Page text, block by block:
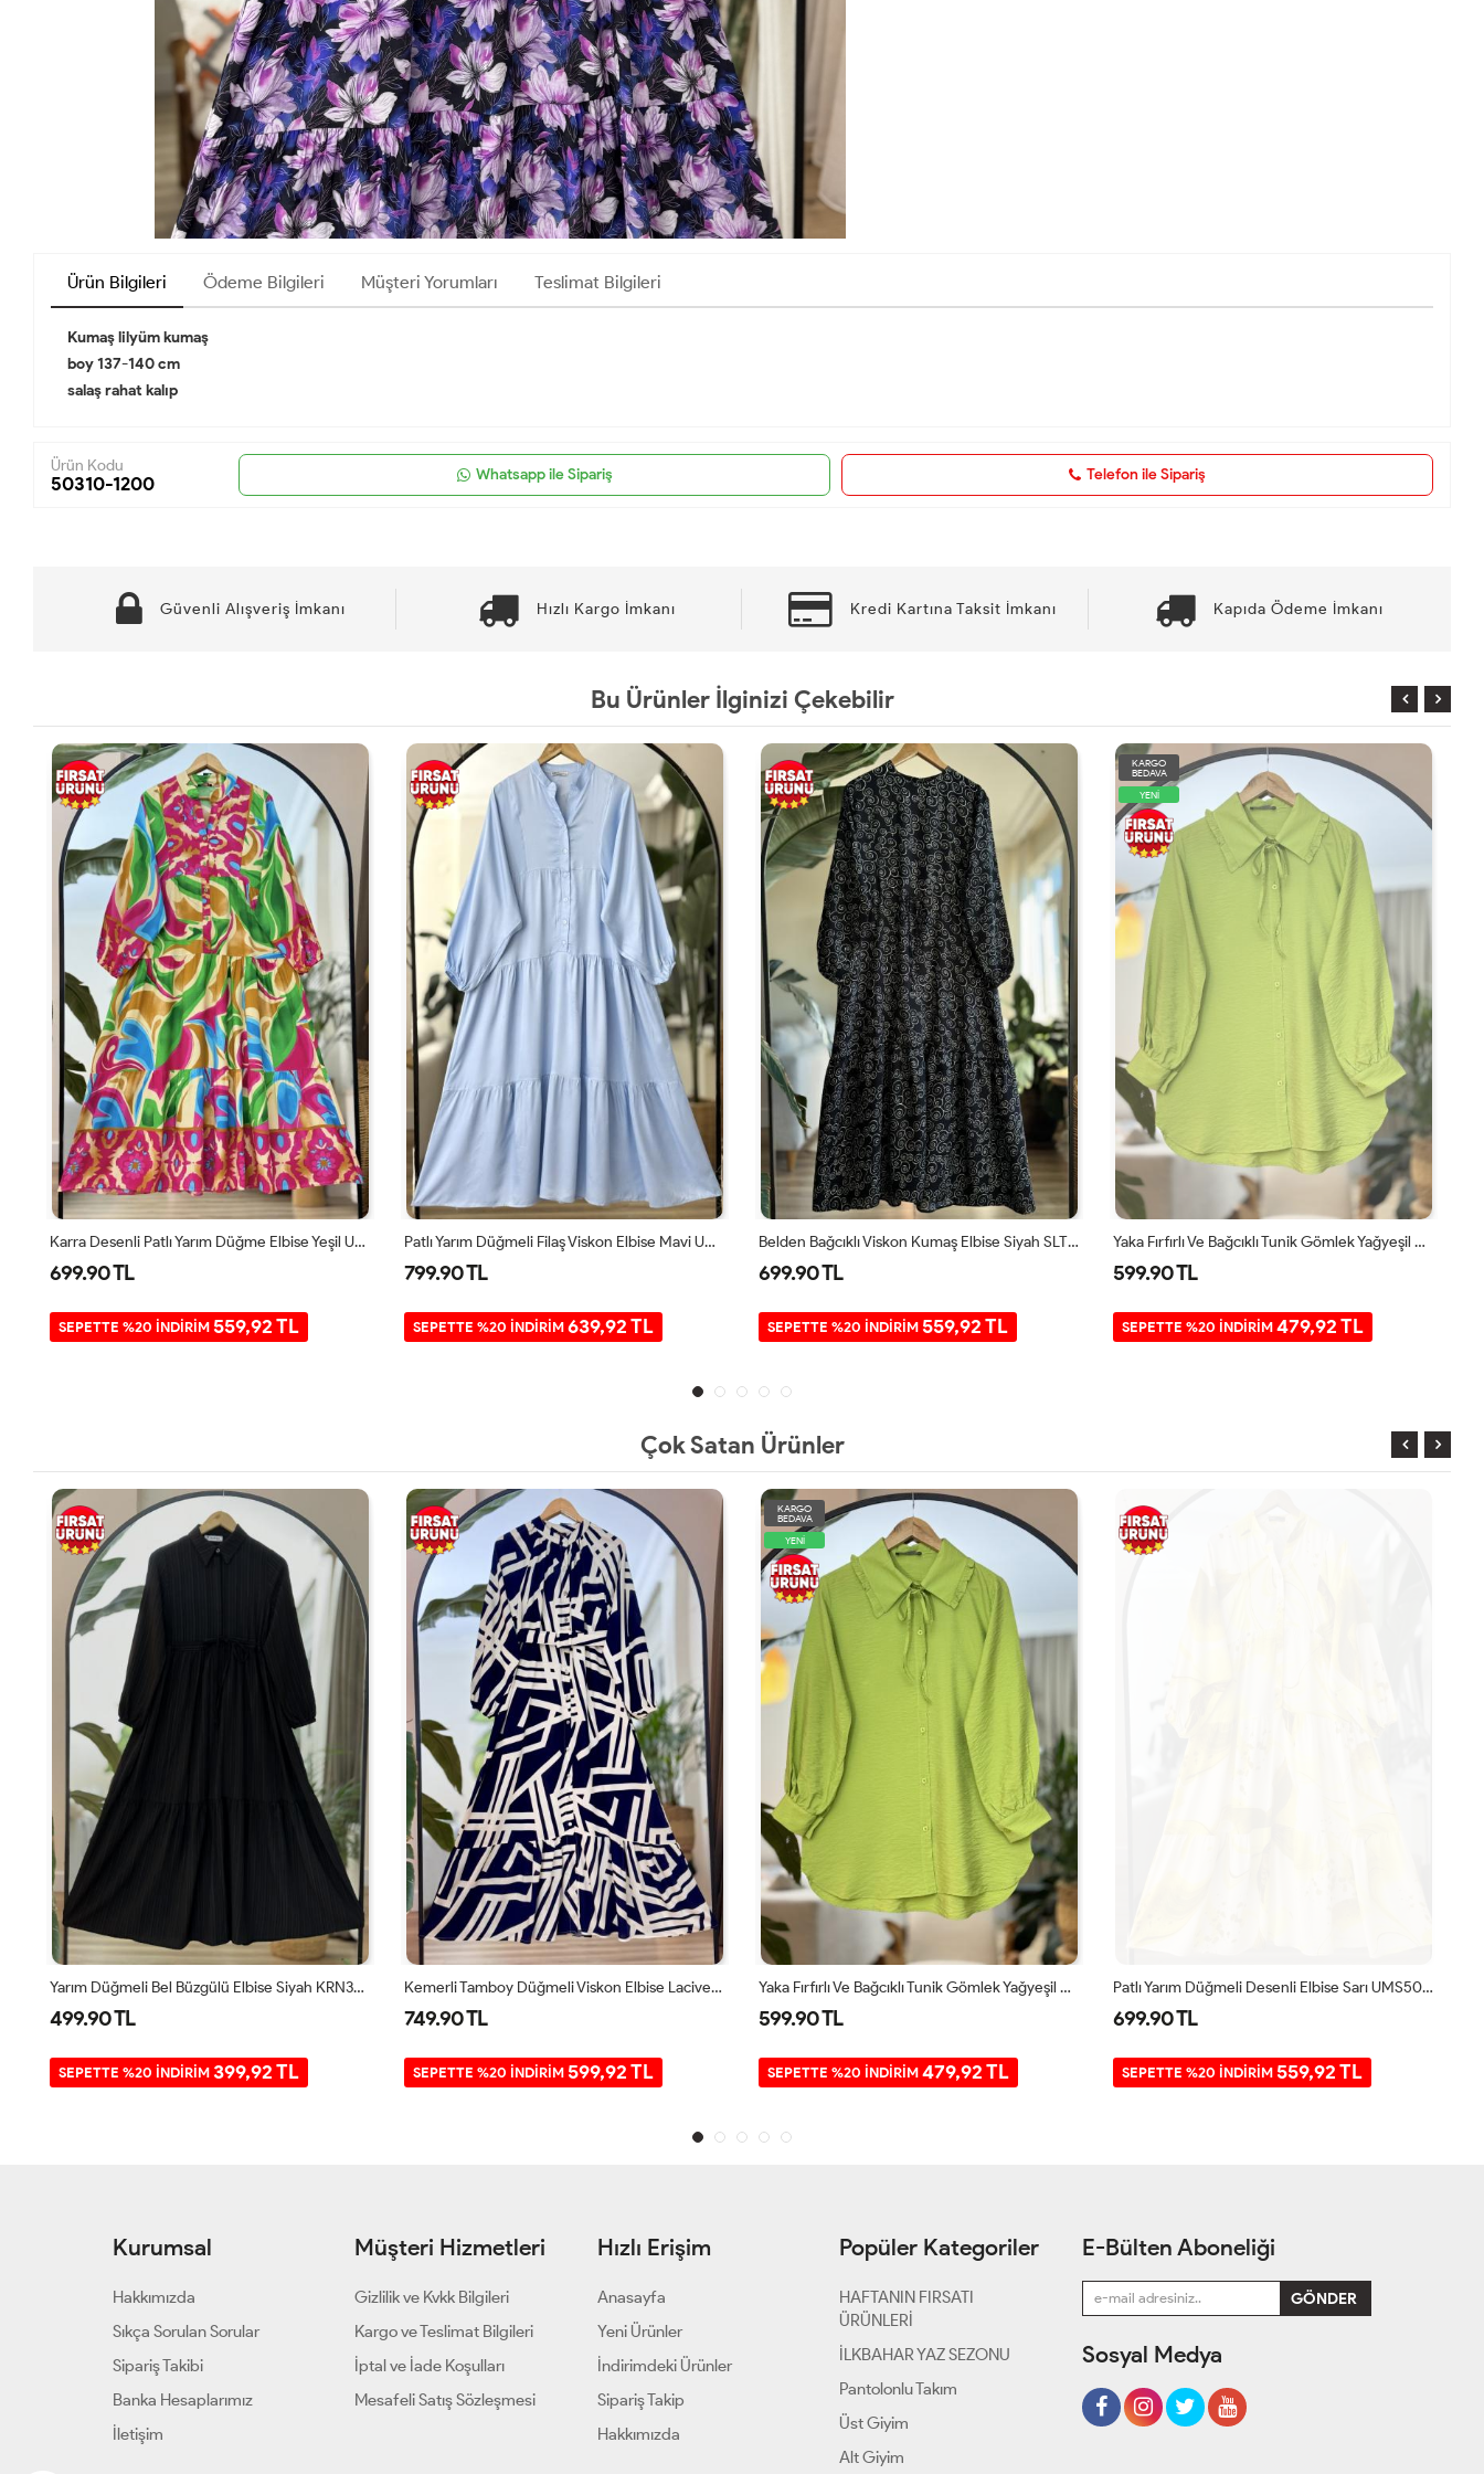
Ürün Bilgileri Ödeme Bilgileri Müşteri Yorumları Teslimat Bilgileri
Kumaş lilyüm kumaş
boy 137-140 cm
salaş rahat kalıp
Ürün Kodu
50310-1200 Whatsapp ile Sipariş Telefon ile Sipariş
Güvenli Alışveriş İmkanı Hızlı Kargo İmkanı Kredi Kartına Taksit İmkanı Kapıda Ödeme İmkanı
Bu Ürünler İlginizi Çekebilir
Karra Desenli Patlı Yarım Düğme Elbise Yeşil UMS50143
699.90 TL
SEPETTE %20 İNDİRİM 559,92 TL
Patlı Yarım Düğmeli Filaş Viskon Elbise Mavi UMS50291
799.90 TL
SEPETTE %20 İNDİRİM 639,92 TL
Belden Bağcıklı Viskon Kumaş Elbise Siyah SLT30323
699.90 TL
SEPETTE %20 İNDİRİM 559,92 TL
KARGO
BEDAVA
YENİ
Yaka Fırfırlı Ve Bağcıklı Tunik Gömlek Yağyeşil NEW30299
599.90 TL
SEPETTE %20 İNDİRİM 479,92 TL
Çok Satan Ürünler
Yarım Düğmeli Bel Büzgülü Elbise Siyah KRN30261
499.90 TL
SEPETTE %20 İNDİRİM 399,92 TL
Kemerli Tamboy Düğmeli Viskon Elbise Lacivert UMS50167
749.90 TL
SEPETTE %20 İNDİRİM 599,92 TL
KARGO
BEDAVA
YENİ
Yaka Fırfırlı Ve Bağcıklı Tunik Gömlek Yağyeşil NEW30299
599.90 TL
SEPETTE %20 İNDİRİM 479,92 TL
Patlı Yarım Düğmeli Desenli Elbise Sarı UMS50281
699.90 TL
SEPETTE %20 İNDİRİM 559,92 TL
Kurumsal
Hakkımızda
Sıkça Sorulan Sorular
Sipariş Takibi
Banka Hesaplarımız
İletişim
Müşteri Hizmetleri
Gizlilik ve Kvkk Bilgileri
Kargo ve Teslimat Bilgileri
İptal ve İade Koşulları
Mesafeli Satış Sözleşmesi
Hızlı Erişim
Anasayfa
Yeni Ürünler
İndirimdeki Ürünler
Sipariş Takip
Hakkımızda
Popüler Kategoriler
HAFTANIN FIRSATI
ÜRÜNLERİ
İLKBAHAR YAZ SEZONU
Pantolonlu Takım
Üst Giyim
Alt Giyim
E-Bülten Aboneliği
Sosyal Medya